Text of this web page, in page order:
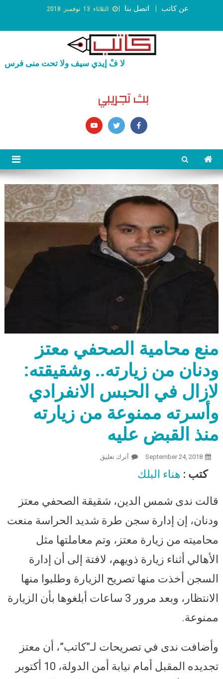
الثلاثاء 13 نوفمبر 2018 اتصل بنا عن كاتب
لا فْ إيدي سيف ولا تحت منى فرس
منع محامية الصحفي معتز
ودنان من زيارته.. وشقيقته:
لازال في الحبس الانفرادي
وأسرته ممنوعة من زيارته
منذ القبض عليه
September 24, 2018 أترك تعليق
كتب : هناء البلك
قالت ندى شمس الدين، شقيقة الصحفي معتز
ودنان، إن إدارة سجن طرة شديد الحراسة منعت
محاميته من زيارة معتز، وتم معاملتها مثل
الأهالي أثناء زيارة ذويهم، لافتة إلى أن إدارة
السجن أخذت منها تصريح الزيارة وطلبوا منها
الانتظار، وبعد مرور 3 ساعات أبلغوها بأن الزيارة
ممنوعة.
وأضافت ندى في تصريحات لـ”كاتب”، أن معتز
تجديده المقبل أمام نيابة أمن الدولة، 10 أكتوبر